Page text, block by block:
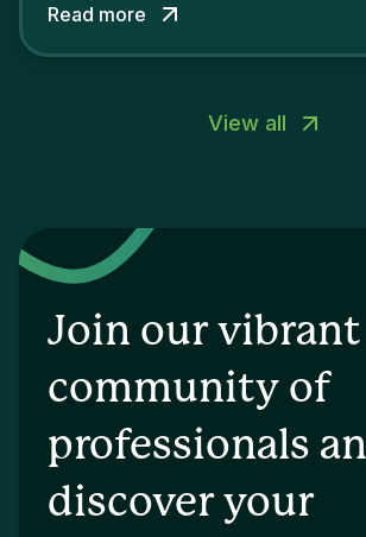
Read more
View all
Join our vibrant
community of
professionals
discover your